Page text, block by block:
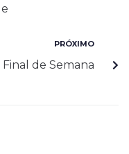
PRÓXIMO
Final de Semana